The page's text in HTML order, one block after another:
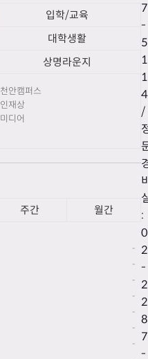
입학/교육
대학생활
상명라운지
천안캠퍼스
인재상
미디어
주간 월간
-
-
-
-
-
-
-
7
-
5
1
1
4
/
:
0
2
-
2
2
8
7
-